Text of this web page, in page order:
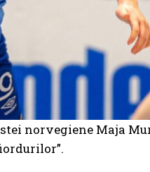
norvegiene Maja